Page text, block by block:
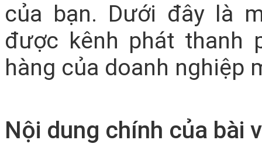
của bạn. Dưới đây là
được kênh phát thanh
hàng của doanh nghiệp
Nội dung chính của bài